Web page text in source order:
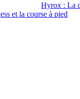
Hyrox : La
et la course à pied